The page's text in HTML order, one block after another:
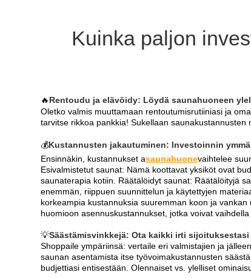
Kuinka paljon
🔥Rentoudu ja elävöidy: Löydä saunahuoneen
Oletko valmis muuttamaan rentoutumisrutiiniasi ja
tarvitse rikkoa pankkia! Sukellaan
💰Kustannusten jakautuminen: Investoinnin
Ensinnäkin, kustannukset asaunahuonevaihtelee
Esivalmistetut saunat: Nämä koottavat yksiköt ovat
saunaterapia kotiin. Räätälöidyt saunat: Räätälöityjä
enemmän, riippuen suunnittelun ja käytettyjen
korkeampia kustannuksia suuremman koon ja
huomioon asennuskustannukset, jotka voivat
💡Säästämisvinkkejä: Ota kaikki irti sijoituksestasi
Shoppaile ympäriinsä: vertaile eri valmistajien ja
saunan asentamista itse työvoimakustannusten
budjettiasi entisestään. Olennaiset vs. ylelliset